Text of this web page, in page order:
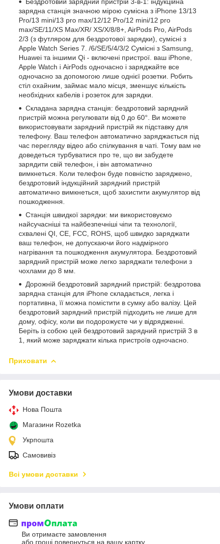
зарядна станція значною мірою сумісна з iPhone 13/13
Pro/13 mini/13 pro max/12/12 Pro/12 mini/12 pro
max/SE/11/XS Max/XR/ XS/X/8/8+, AirPods Pro, AirPods
2/3 (з футляром для бездротової зарядки), сумісні з
Apple Watch Series 7. /6/SE/5/4/3/2 Сумісні з Samsung,
Huawei та іншими Qi - включені пристрої. ваш iPhone,
Apple Watch і AirPods одночасно і заряджайте все
одночасно за допомогою лише однієї розетки. Робить
стіл охайним, займає мало місця, зменшує кількість
необхідних кабелів і розеток для зарядки.
Складана зарядна станція: бездротовий зарядний
пристрій можна регулювати від 0 до 60°. Ви можете
використовувати зарядний пристрій як підставку для
телефону. Ваш телефон автоматично заряджається під
час перегляду відео або спілкування в чаті. Тому вам не
доведеться турбуватися про те, що ви забудете
зарядити свій телефон, і він автоматично
вимкнеться. Коли телефон буде повністю заряджено,
бездротовий індукційний зарядний пристрій
автоматично вимкнеться, щоб захистити акумулятор від
пошкодження.
Станція швидкої зарядки: ми використовуємо
найсучасніші та найбезпечніші чіпи та технології,
схвалені QI, CE, FCC, ROHS, щоб швидко заряджати
ваш телефон, не допускаючи його надмірного
нагрівання та пошкодження акумулятора. Бездротовий
зарядний пристрій може легко заряджати телефони з
чохлами до 8 мм.
Дорожній бездротовий зарядний пристрій: бездротова
зарядна станція для iPhone складається, легка і
портативна, її можна помістити в сумку або валізу. Цей
бездротовий зарядний пристрій підходить не лише для
дому, офісу, коли ви подорожуєте чи у відрядженні.
Беріть із собою цей бездротовий зарядний пристрій 3 в
1, який може заряджати кілька пристроїв одночасно.
Приховати
Умови доставки
Нова Пошта
Магазини Rozetka
Укрпошта
Самовивіз
Всі умови доставки
Умови оплати
Ви отримаєте замовлення
або гроші повернуться на вашу картку